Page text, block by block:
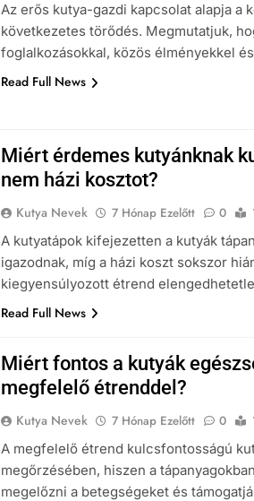
Az erős kutya-gazdi kapcsolat alapja a
következetes törődés. Megmutatjuk,
foglalkozásokkal, közös élményekkel
Read Full News
Miért érdemes kutyánknak
nem házi kosztot?
Kutya Nevek 7 Hónap Ezelőtt 0
A kutyatápok kifejezetten a kutyák
igazodnak, míg a házi koszt sokszor
kiegyensúlyozott étrend
Read Full News
Miért fontos a kutyák
megfelelő étrenddel?
Kutya Nevek 7 Hónap Ezelőtt 0
A megfelelő étrend kulcsfontosságú
megőrzésében, hiszen a
megelőzni a betegségeket és